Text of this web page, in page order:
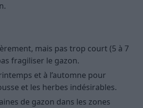
mais pas trop court (5 à 7
fragiliser le gazon.
et à l’automne pour
et les herbes indésirables.
de gazon dans les zones